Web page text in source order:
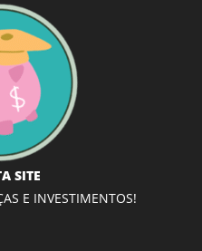
SITE
E INVESTIMENTOS!